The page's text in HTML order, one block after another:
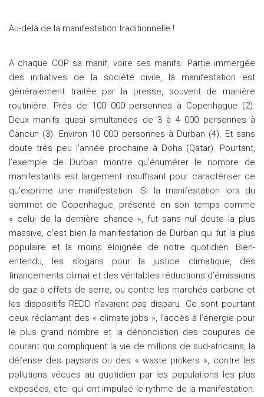
Au-delà de la manifestation traditionnelle !
A chaque COP sa manif, voire ses manifs. Partie immergée
des initiatives de la société civile, la manifestation est
généralement traitée par la presse, souvent de manière
routinière. Près de 100 000 personnes à Copenhague (2).
Deux manifs quasi simultanées de 3 à 4 000 personnes à
Cancun (3). Environ 10 000 personnes à Durban (4). Et sans
doute très peu l’année prochaine à Doha (Qatar). Pourtant,
l’exemple de Durban montre qu’énumérer le nombre de
manifestants est largement insuffisant pour caractériser ce
qu’exprime une manifestation. Si la manifestation lors du
sommet de Copenhague, présenté en son temps comme
« celui de la dernière chance », fut sans nul doute la plus
massive, c’est bien la manifestation de Durban qui fut la plus
populaire et la moins éloignée de notre quotidien. Bien-
entendu, les slogans pour la justice climatique, des
financements climat et des véritables réductions d’émissions
de gaz à effets de serre, ou contre les marchés carbone et
les dispositifs REDD n’avaient pas disparu. Ce sont pourtant
ceux réclamant des « climate jobs », l’accès à l’énergie pour
le plus grand nombre et la dénonciation des coupures de
courant qui compliquent la vie de millions de sud-africains, la
défense des paysans ou des « waste pickers », contre les
pollutions vécues au quotidien par les populations les plus
exposées, etc. qui ont impulsé le rythme de la manifestation.